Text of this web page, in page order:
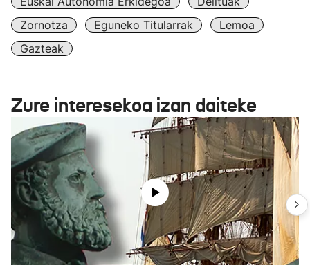
Zornotza
Eguneko Titularrak
Lemoa
Gazteak
Zure interesekoa izan daiteke